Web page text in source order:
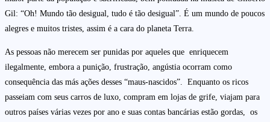
Gil: “Oh! Mundo tão desigual, tudo é tão desigual”. É um mundo de poucos
alegres e muitos tristes, assim é a cara do planeta Terra.
As pessoas não merecem ser punidas por aqueles que enriquecem
ilegalmente, embora a punição, frustração, angústia ocorram como
consequência das más ações desses “maus-nascidos”. Enquanto os ricos
passeiam com seus carros de luxo, compram em lojas de grife, viajam para
outros países várias vezes por ano e suas contas bancárias estão gordas, os